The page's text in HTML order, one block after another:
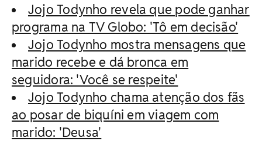
Jojo Todynho revela que pode ganhar
programa na TV Globo: 'Tô em decisão'
Jojo Todynho mostra mensagens que
marido recebe e dá bronca em
seguidora: 'Você se respeite'
Jojo Todynho chama atenção dos fãs
ao posar de biquíni em viagem com
marido: 'Deusa'